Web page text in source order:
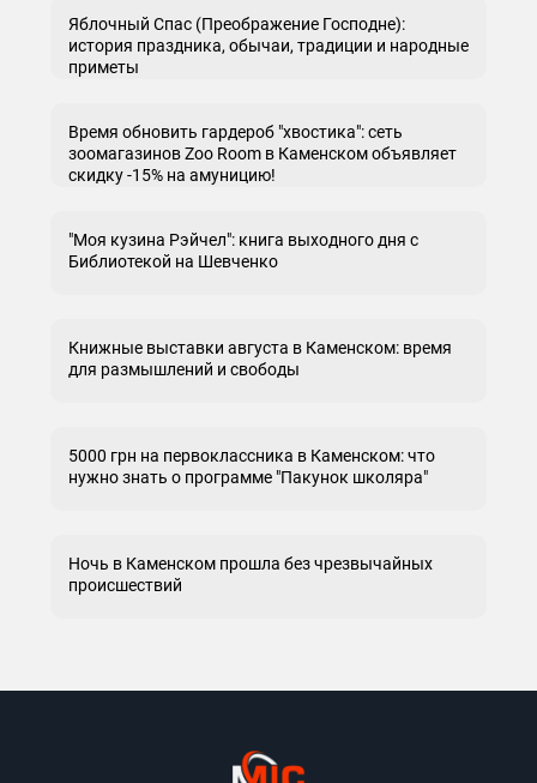
Яблочный Спас (Преображение Господне):
история праздника, обычаи, традиции и народные
приметы
Время обновить гардероб "хвостика": сеть
зоомагазинов Zoo Room в Каменском объявляет
скидку -15% на амуницию!
"Моя кузина Рэйчел": книга выходного дня с
Библиотекой на Шевченко
Книжные выставки августа в Каменском: время
для размышлений и свободы
5000 грн на первоклассника в Каменском: что
нужно знать о программе "Пакунок школяра"
Ночь в Каменском прошла без чрезвычайных
происшествий